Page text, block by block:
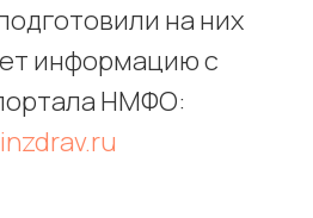
на них
информацию с
НМФО: